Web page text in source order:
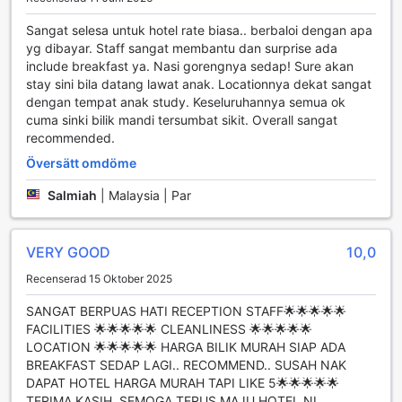
avgift. Detta gör det enkelt för dem som väljer att köra och
utforska staden i eget tempo, samtidigt som de har
tryggheten av att veta att deras bil är säkert parkerad.
Dessutom ligger D Boutique Hotel strategiskt placerat nära
flera kollektivtrafiklinjer, vilket ger gästerna möjligheten att
enkelt ta sig runt i Kuala Lumpur. Oavsett om du planerar
att besöka stadens berömda sevärdheter eller njuta av
shopping och restauranger, är transportalternativen från
hotellet både bekväma och lättillgängliga. Med dessa
för både affärsresenärer och turister.
Rummets Faciliteter på D Boutique Hotel
faciliteter i sina rum, vilket garanterar en avkopplande
luftkonditionering som skapar en behaglig inomhusklimat,
oavsett väderförhållandena utanför. För att säkerställa att
du alltid ser ditt bästa ut, finns det en hårtork tillgänglig, så
att du enkelt kan styla ditt hår efter en uppfriskande
dusch. För underhållning kan du njuta av en stor TV med
Sangat selesa untuk hotel rate biasa.. berbaloi dengan apa
yg dibayar. Staff sangat membantu dan surprise ada
include breakfast ya. Nasi gorengnya sedap! Sure akan
stay sini bila datang lawat anak. Locationnya dekat sangat
dengan tempat anak study. Keseluruhannya semua ok
cuma sinki bilik mandi tersumbat sikit. Overall sangat
recommended.
Översätt omdöme
Salmiah Malaysia | Par
VERY GOOD 10,0
Recenserad 15 Oktober 2025
SANGAT BERPUAS HATI RECEPTION STAFF🌟🌟🌟🌟🌟
FACILITIES 🌟🌟🌟🌟🌟 CLEANLINESS 🌟🌟🌟🌟🌟
LOCATION 🌟🌟🌟🌟🌟 HARGA BILIK MURAH SIAP ADA
BREAKFAST SEDAP LAGI.. RECOMMEND.. SUSAH NAK
DAPAT HOTEL HARGA MURAH TAPI LIKE 5🌟🌟🌟🌟🌟